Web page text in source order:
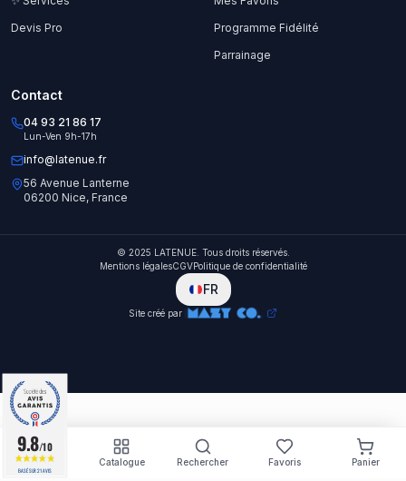
Devis Pro
Programme Fidélité
Parrainage
Contact
04 93 21 86 17
Lun-Ven 9h-17h
info@latenue.fr
56 Avenue Lanterne
06200 Nice, France
© 2025 LATENUE. Tous droits réservés.
Mentions légalesCGVPolitique de confidentialité
FR
Site créé par
Accueil Catalogue Rechercher Favoris Panier
9.8/10
BASÉ SUR 21 AVIS
9.8/10
BASÉ SUR 21 AVIS